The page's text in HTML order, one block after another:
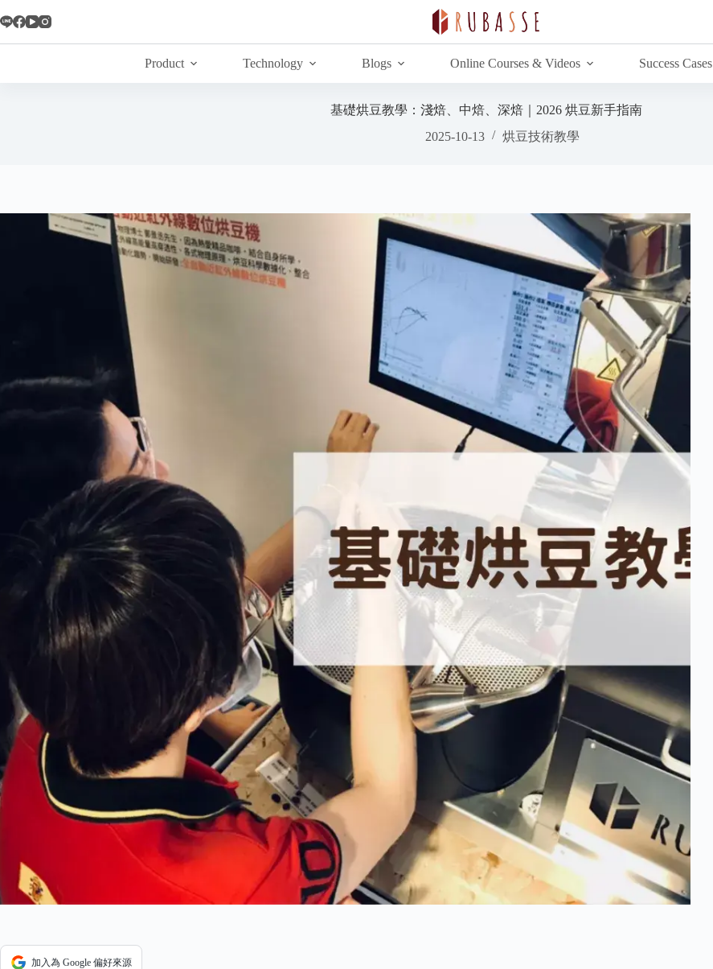
to
Product Technology Blogs Online Courses & Videos Success Cases
基礎烘豆教學：淺焙、中焙、深焙｜2026 烘豆新手指南
2025-10-13
烘豆技術教學
加入為 Google 偏好來源